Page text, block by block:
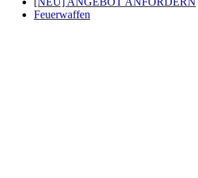
Feuerwaffen